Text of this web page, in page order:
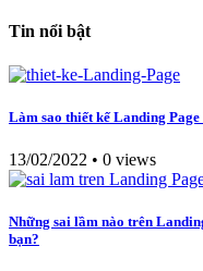
Tin nổi bật
Làm sao thiết kế Landing
13/02/2022 • 0 views
Những sai lầm nào trên
bạn?